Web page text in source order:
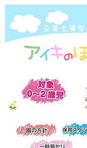
企業主導